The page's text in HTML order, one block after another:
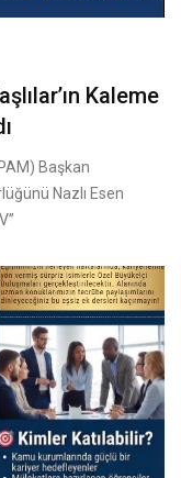
Kaleme
Başkan
Nazlı Esen